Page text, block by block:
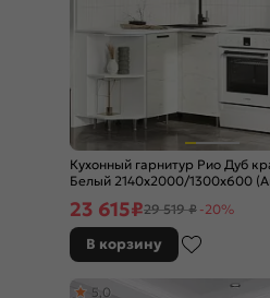
Кухонный гарнитур Рио Дуб
Белый 2140x2000/1300x600
23 615₽29 519 ₽ -20%
В корзину
5,0